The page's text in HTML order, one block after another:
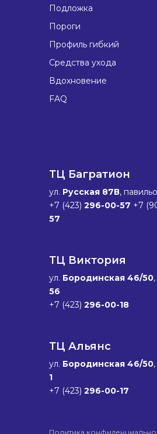
Подложка
Пороги
Профиль гибкий
Средства ухода
Вдохновение
FAQ
ТЦ Багратион
ул. Русская 87В,
+7 (423) 296-00-57 +7
57
ТЦ Виктория
ул. Бородинская 46/50
56
+7 (423) 296-00-18
ТЦ Альянс
ул. Бородинская 46/50
1
+7 (423) 296-00-17
Политика